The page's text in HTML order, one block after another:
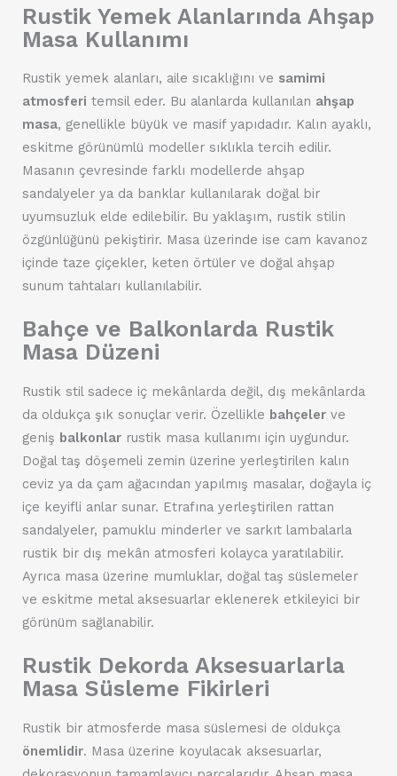
Rustik Yemek Alanlarında Ahşap
Masa Kullanımı
Rustik yemek alanları, aile sıcaklığını ve samimi
atmosferi temsil eder. Bu alanlarda kullanılan ahşap
masa, genellikle büyük ve masif yapıdadır. Kalın ayaklı,
eskitme görünümlü modeller sıklıkla tercih edilir.
Masanın çevresinde farklı modellerde ahşap
sandalyeler ya da banklar kullanılarak doğal bir
uyumsuzluk elde edilebilir. Bu yaklaşım, rustik stilin
özgünlüğünü pekiştirir. Masa üzerinde ise cam kavanoz
içinde taze çiçekler, keten örtüler ve doğal ahşap
sunum tahtaları kullanılabilir.
Bahçe ve Balkonlarda Rustik
Masa Düzeni
Rustik stil sadece iç mekânlarda değil, dış mekânlarda
da oldukça şık sonuçlar verir. Özellikle bahçeler ve
geniş balkonlar rustik masa kullanımı için uygundur.
Doğal taş döşemeli zemin üzerine yerleştirilen kalın
ceviz ya da çam ağacından yapılmış masalar, doğayla iç
içe keyifli anlar sunar. Etrafına yerleştirilen rattan
sandalyeler, pamuklu minderler ve sarkıt lambalarla
rustik bir dış mekân atmosferi kolayca yaratılabilir.
Ayrıca masa üzerine mumluklar, doğal taş süslemeler
ve eskitme metal aksesuarlar eklenerek etkileyici bir
görünüm sağlanabilir.
Rustik Dekorda Aksesuarlarla
Masa Süsleme Fikirleri
Rustik bir atmosferde masa süslemesi de oldukça
önemlidir. Masa üzerine koyulacak aksesuarlar,